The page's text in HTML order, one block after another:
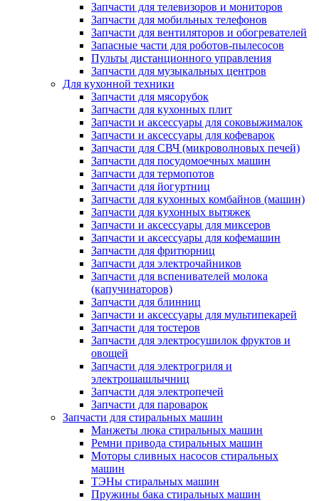
Запчасти для телевизоров и мониторов
Запчасти для мобильных телефонов
Запчасти для вентиляторов и обогревателей
Запасные части для роботов-пылесосов
Пульты дистанционного управления
Запчасти для музыкальных центров
Для кухонной техники
Запчасти для мясорубок
Запчасти для кухонных плит
Запчасти и аксессуары для соковыжималок
Запчасти и аксессуары для кофеварок
Запчасти для СВЧ (микроволновых печей)
Запчасти для посудомоечных машин
Запчасти для термопотов
Запчасти для йогуртниц
Запчасти для кухонных комбайнов (машин)
Запчасти для кухонных вытяжек
Запчасти и аксессуары для миксеров
Запчасти и аксессуары для кофемашин
Запчасти для фритюрниц
Запчасти для электрочайников
Запчасти для вспенивателей молока
(капучинаторов)
Запчасти для блинниц
Запчасти и аксессуары для мультипекарей
Запчасти для тостеров
Запчасти для электросушилок фруктов и
овощей
Запчасти для электрогриля и
электрошашлычниц
Запчасти для электропечей
Запчасти для пароварок
Запчасти для стиральных машин
Манжеты люка стиральных машин
Ремни привода стиральных машин
Моторы сливных насосов стиральных
машин
ТЭНы стиральных машин
Пружины бака стиральных машин